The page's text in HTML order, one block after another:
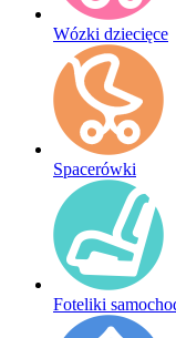
Wózki dziecięce
Spacerówki
Foteliki